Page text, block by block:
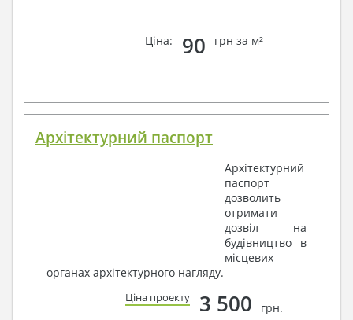
Ціна: 90 грн за м²
Архітектурний паспорт
Архітектурний
паспорт
дозволить
отримати
дозвіл на
будівництво в
місцевих
органах архітектурного нагляду.
Ціна проекту 3 500 грн.